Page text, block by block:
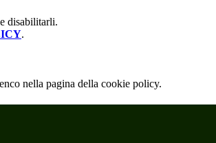
disabilitarli.
.
nella pagina della cookie policy.